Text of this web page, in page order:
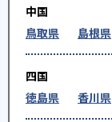
中国
鳥取県
島根県
四国
徳島県
香川県